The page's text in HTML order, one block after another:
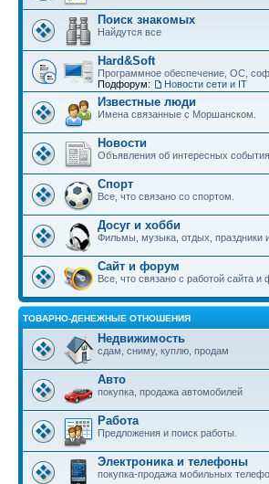
Поиск знакомых
Найдутся все
Hard&Soft
Программное обеспечение, ОС,
Подфорум:
Новости сети и IT
Известные люди
Имена связанные с Моршанском.
Новости
Объявления об интересных
Спорт
Все, что связано со спортом.
Досуг и хобби
Фильмы, музыка, отдых, праздники
Сайт и форум
Все, что связано с работой сайта и
ТОВАРНО-ДЕНЕЖНЫЕ ОТНОШЕНИЯ
Недвижимость
сдам, сниму, куплю, продам
Авто
покупка, продажа автомобилей
Работа
Предложения и поиск работы.
Электроника и телефоны
покупка-продажа мобильных